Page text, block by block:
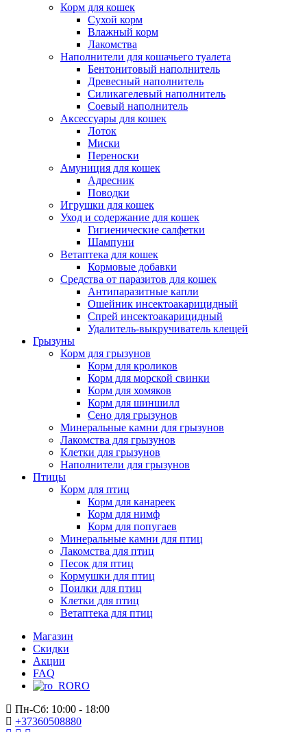
Корм для кошек
Сухой корм
Влажный корм
Лакомства
Наполнители для кошачьего туалета
Бентонитовый наполнитель
Древесный наполнитель
Силикагелевый наполнитель
Соевый наполнитель
Аксессуары для кошек
Лоток
Миски
Переноски
Амуниция для кошек
Адресник
Поводки
Игрушки для кошек
Уход и содержание для кошек
Гигиенические салфетки
Шампуни
Ветаптека для кошек
Кормовые добавки
Средства от паразитов для кошек
Антипаразитные капли
Ошейник инсектоакарицидный
Спрей инсектоакарицидный
Удалитель-выкручиватель клещей
Грызуны
Корм для грызунов
Корм для кроликов
Корм для морской свинки
Корм для хомяков
Корм для шиншилл
Сено для грызунов
Минеральные камни для грызунов
Лакомства для грызунов
Клетки для грызунов
Наполнители для грызунов
Птицы
Корм для птиц
Корм для канареек
Корм для нимф
Корм для попугаев
Минеральные камни для птиц
Лакомства для птиц
Песок для птиц
Кормушки для птиц
Поилки для птиц
Клетки для птиц
Ветаптека для птиц
Магазин
Скидки
Акции
FAQ
RO
Пн-Сб: 10:00 - 18:00
+37360508880